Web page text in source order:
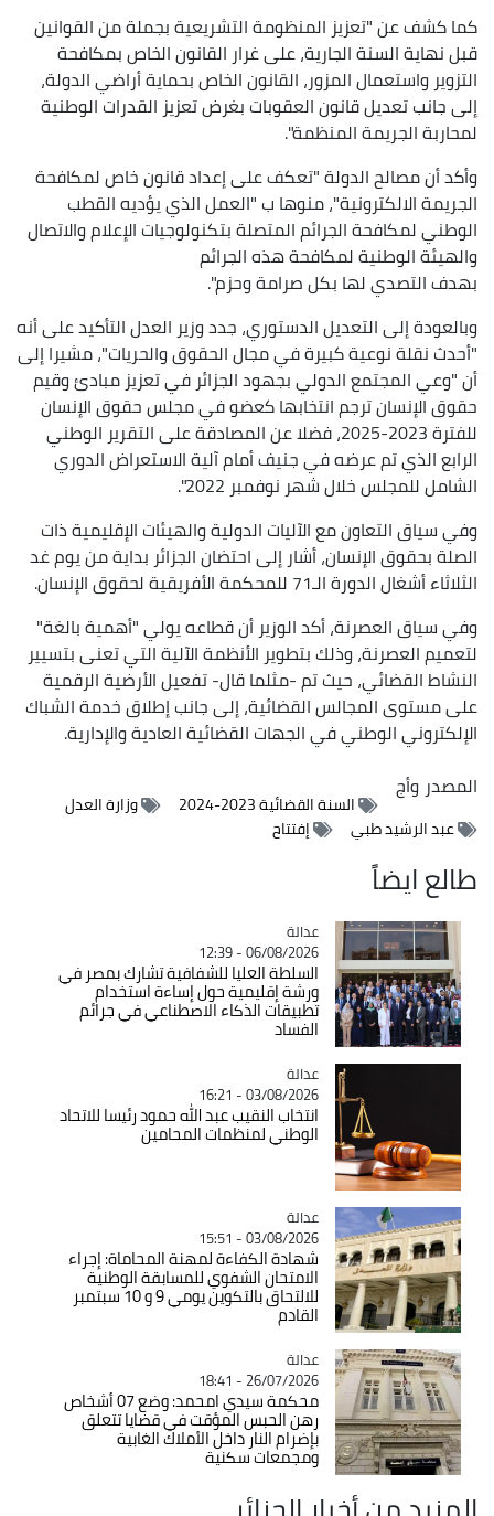
كما كشف عن "تعزيز المنظومة التشريعية بجملة من القوانين
قبل نهاية السنة الجارية، على غرار القانون الخاص بمكافحة
التزوير واستعمال المزور، القانون الخاص بحماية أراضي الدولة،
إلى جانب تعديل قانون العقوبات بغرض تعزيز القدرات الوطنية
لمحاربة الجريمة المنظمة".
وأكد أن مصالح الدولة "تعكف على إعداد قانون خاص لمكافحة
الجريمة الالكترونية"، منوها ب "العمل الذي يؤديه القطب
الوطني لمكافحة الجرائم المتصلة بتكنولوجيات الإعلام والاتصال
والهيئة الوطنية لمكافحة هذه الجرائم
بهدف التصدي لها بكل صرامة وحزم".
وبالعودة إلى التعديل الدستوري، جدد وزير العدل التأكيد على أنه
"أحدث نقلة نوعية كبيرة في مجال الحقوق والحريات"، مشيرا إلى
أن "وعي المجتمع الدولي بجهود الجزائر في تعزيز مبادئ وقيم
حقوق الإنسان ترجم انتخابها كعضو في مجلس حقوق الإنسان
للفترة 2023-2025، فضلا عن المصادقة على التقرير الوطني
الرابع الذي تم عرضه في جنيف أمام آلية الاستعراض الدوري
الشامل للمجلس خلال شهر نوفمبر 2022".
وفي سياق التعاون مع الآليات الدولية والهيئات الإقليمية ذات
الصلة بحقوق الإنسان، أشار إلى احتضان الجزائر بداية من يوم غد
الثلاثاء أشغال الدورة الـ71 للمحكمة الأفريقية لحقوق الإنسان.
وفي سياق العصرنة، أكد الوزير أن قطاعه يولي "أهمية بالغة"
لتعميم العصرنة، وذلك بتطوير الأنظمة الآلية التي تعنى بتسيير
النشاط القضائي، حيث تم -مثلما قال- تفعيل الأرضية الرقمية
على مستوى المجالس القضائية، إلى جانب إطلاق خدمة الشباك
الإلكتروني الوطني في الجهات القضائية العادية والإدارية.
المصدروأج
السنة القضائية 2023-2024
وزارة العدل
عبد الرشيد طبي
إفتتاح
طالع ايضاً
Catégorie
عدالة
06/08/2026 - 12:39
السلطة العليا للشفافية تشارك بمصر في
ورشة إقليمية حول إساءة استخدام
تطبيقات الذكاء الاصطناعي في جرائم
الفساد
Catégorie
عدالة
03/08/2026 - 16:21
انتخاب النقيب عبد الله حمود رئيسا للاتحاد
الوطني لمنظمات المحامين
Catégorie
عدالة
03/08/2026 - 15:51
شهادة الكفاءة لمهنة المحاماة: إجراء
الامتحان الشفوي للمسابقة الوطنية
للالتحاق بالتكوين يومي 9 و 10 سبتمبر
القادم
Catégorie
عدالة
26/07/2026 - 18:41
محكمة سيدي امحمد: وضع 07 أشخاص
رهن الحبس المؤقت في قضايا تتعلق
بإضرام النار داخل الأملاك الغابية
ومجمعات سكنية